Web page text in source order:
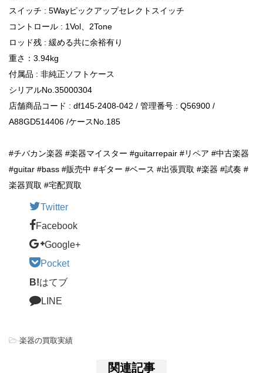
スイッチ : 5Wayピックアップセレクトスイッチ
コントロール : 1Vol、2Tone
ロッド残 : 緩める共に余裕有り
重さ：3.94kg
付属品 : 非純正ソフトケース
シリアルNo.35000304
店舗商品コード : df145-2408-042 / 管理番号 : Q56900 /
A88GD514406 /ケースNo.185
#チバカン楽器 #楽器マイスター #guitarrepair #リペア #中古楽器
#guitar #bass #販売中 #ギター #ベース #出張買取 #楽器 #試奏 #
楽器買取 #宅配買取
Twitter
Facebook
Google+
Pocket
B!はてブ
LINE
-楽器の買取実績
関連記事